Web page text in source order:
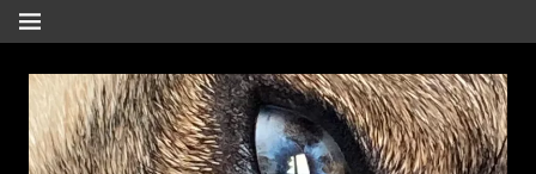
Aller
au
contenu
MENU